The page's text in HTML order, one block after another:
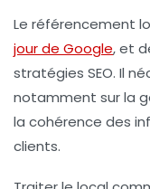
Le référencement
jour de Google, et
stratégies SEO. Il
notamment sur la
la cohérence des
clients.